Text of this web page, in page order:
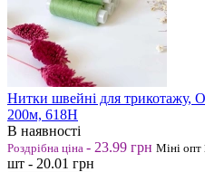
Нитки швейні для трикотажу,
200м, 618Н
В наявності
Роздрібна ціна - 23.99 грн Міні опт
шт - 20.01 грн